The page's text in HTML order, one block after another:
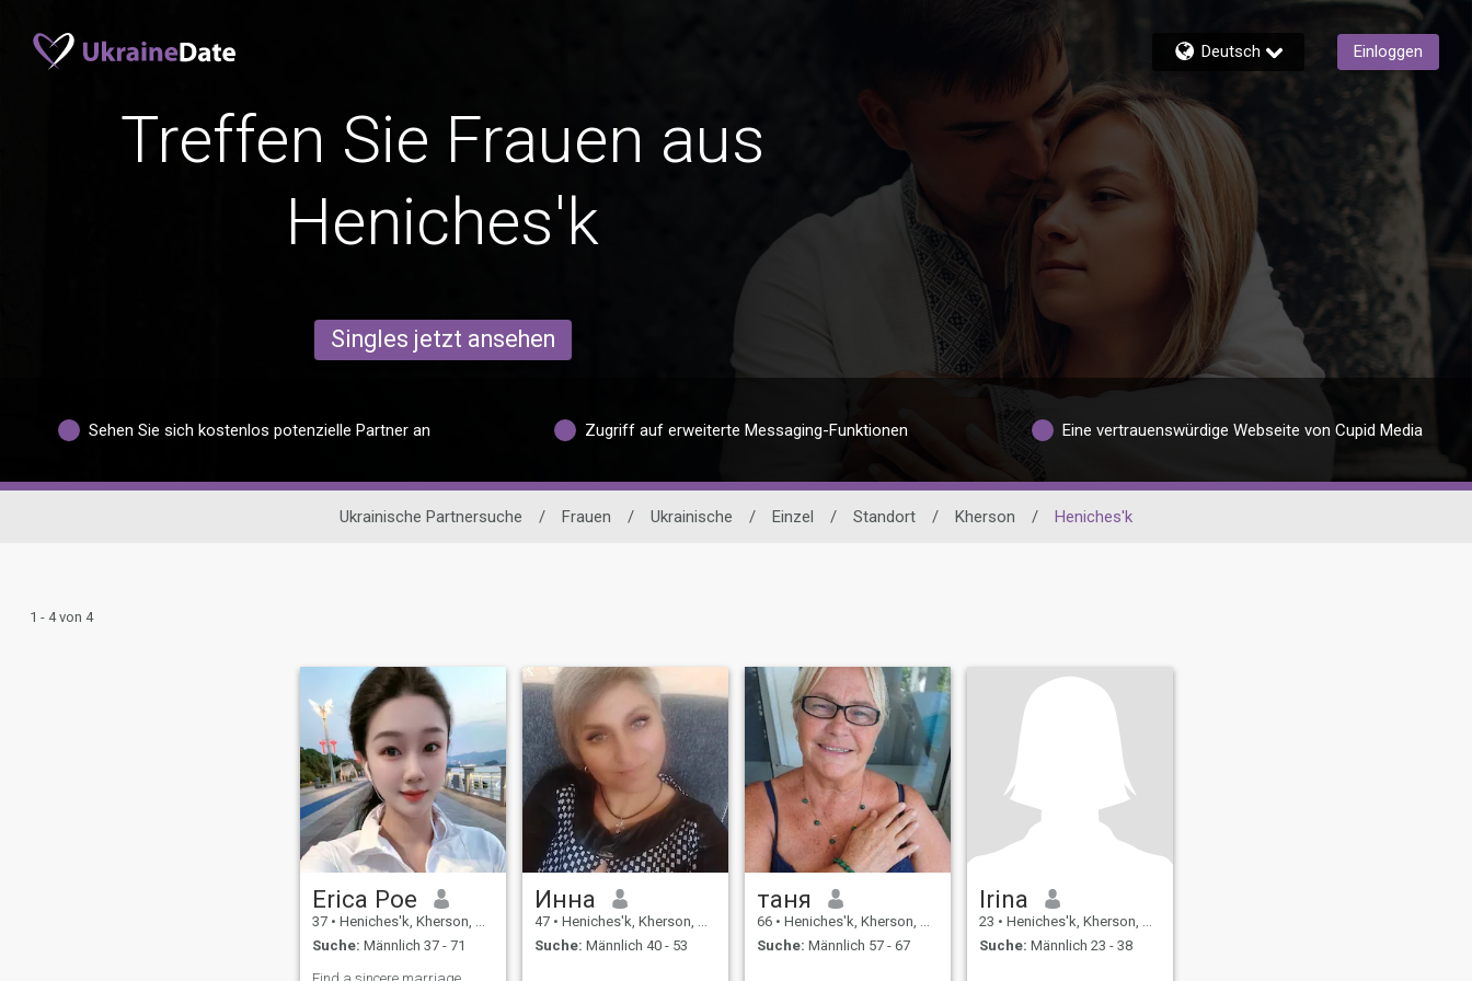
Deutsch Einloggen
Treffen Sie Frauen aus
Heniches'k
Singles jetzt ansehen
Sehen Sie sich kostenlos potenzielle Partner an Zugriff auf erweiterte Messaging-Funktionen Eine vertrauenswürdige Webseite von Cupid Media
Ukrainische Partnersuche / Frauen / Ukrainische / Einzel / Standort / Kherson / Heniches'k
1 - 4 von 4
Erica Poe
37 • Heniches'k, Kherson, Ukraine
Suche: Männlich 37 - 71
Инна
47 • Heniches'k, Kherson, Ukraine
Suche: Männlich 40 - 53
таня
66 • Heniches'k, Kherson, Ukraine
Suche: Männlich 57 - 67
Irina
23 • Heniches'k, Kherson, Ukraine
Suche: Männlich 23 - 38